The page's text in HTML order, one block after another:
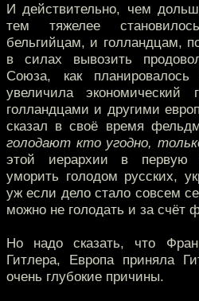
И действительно, чем
тем тяжелее
бельгийцам, и голландцам,
в силах вывозить
Союза, как планировалось
увеличила экономический
голландцами и другими
сказал в своё время
голодают кто угодно,
этой иерархии в первую
уморить голодом русских,
уж если дело стало совсем
можно не голодать и за счёт
Но надо сказать, что
Гитлера, Европа приняла
очень глубокие причины.